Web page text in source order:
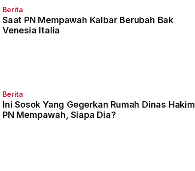
Berita
Saat PN Mempawah Kalbar Berubah Bak
Venesia Italia
Berita
Ini Sosok Yang Gegerkan Rumah Dinas Hakim
PN Mempawah, Siapa Dia?